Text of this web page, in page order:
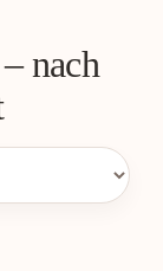
nach